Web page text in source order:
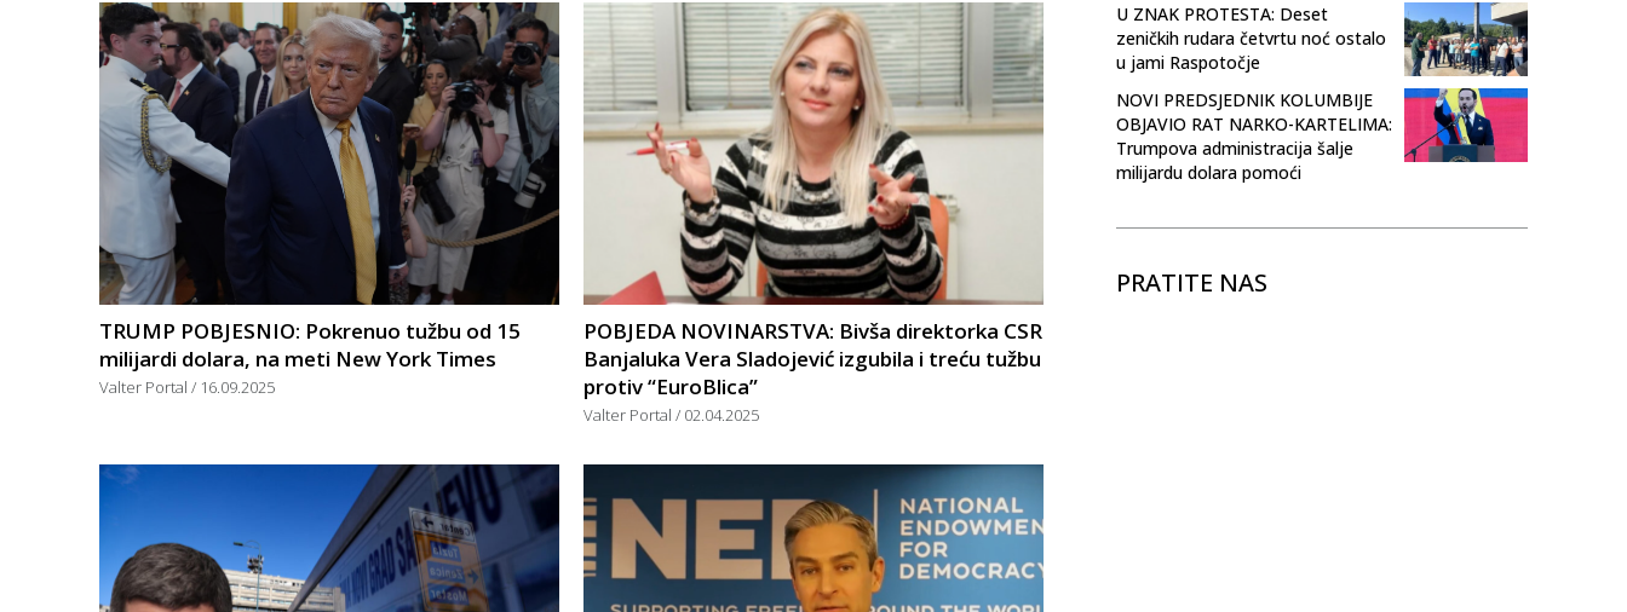
TRUMP POBJESNIO: Pokrenuo tužbu od 15
milijardi dolara, na meti New York Times
Valter Portal 16.09.2025
POBJEDA NOVINARSTVA: Bivša direktorka CSR
Banjaluka Vera Sladojević izgubila i treću tužbu
protiv “EuroBlica”
Valter Portal 02.04.2025
U ZNAK PROTESTA: Deset
zeničkih rudara četvrtu noć ostalo
u jami Raspotočje
NOVI PREDSJEDNIK KOLUMBIJE
OBJAVIO RAT NARKO-KARTELIMA:
Trumpova administracija šalje
milijardu dolara pomoći
PRATITE NAS